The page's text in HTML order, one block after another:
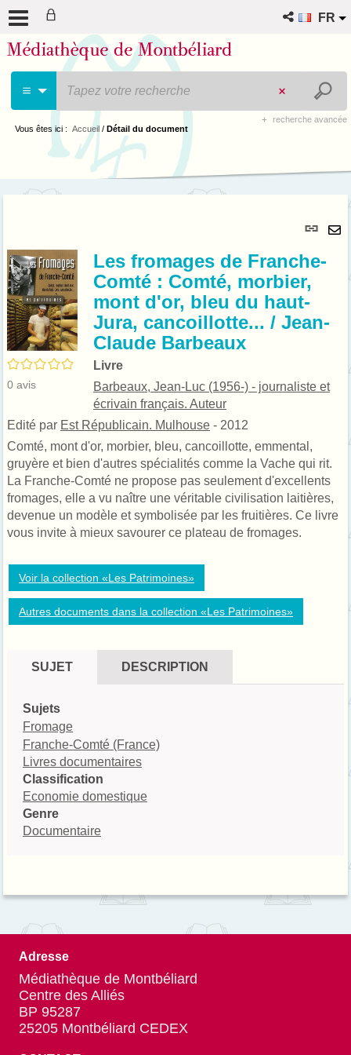
FR
recherche avancée
Vous êtes ici : Accueil / Détail du document
/5
0 avis
Les fromages de Franche-
Comté : Comté, morbier,
mont d'or, bleu du haut-
Jura, cancoillotte... / Jean-
Claude Barbeaux
Livre
Barbeaux, Jean-Luc (1956-) - journaliste et
écrivain français. Auteur
Edité par Est Républicain. Mulhouse - 2012
Comté, mont d'or, morbier, bleu, cancoillotte, emmental,
gruyère et bien d'autres spécialités comme la Vache qui rit.
La Franche-Comté ne propose pas seulement d'excellents
fromages, elle a vu naître une véritable civilisation laitières,
devenue un modèle et symbolisée par les fruitières. Ce livre
vous invite à mieux savourer ce plateau de fromages.
Voir la collection «Les Patrimoines»
Autres documents dans la collection «Les Patrimoines»
SUJET DESCRIPTION
Sujets
Fromage
Franche-Comté (France)
Livres documentaires
Classification
Economie domestique
Genre
Documentaire
Adresse
Médiathèque de Montbéliard
Centre des Alliés
BP 95287
25205 Montbéliard CEDEX